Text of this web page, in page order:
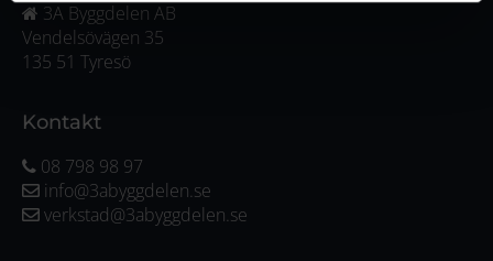
3A Byggdelen AB
Vendelsövägen 35
135 51 Tyresö
Kontakt
08 798 98 97
info@3abyggdelen.se
verkstad@3abyggdelen.se